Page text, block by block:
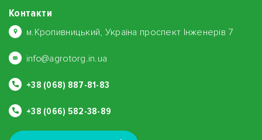
Контакти
м.Кропивницький, Україна проспект Інженерів 7
info@agrotorg.in.ua
+38 (068) 887-81-83
+38 (066) 582-38-89